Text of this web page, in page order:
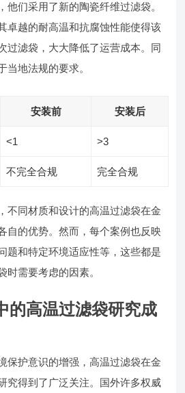
他们采用了新的陶瓷纤维过滤袋。
卓越的耐高温和抗腐蚀性能使得该
过滤袋，大大降低了运营成本。同
当地法规的要求。
安装前 安装后
<1 >3
不完全合规 完全合规
不同材质和设计的高温过滤袋在金
自的优势。然而，每个案例也反映
题和特定环境适应性等，这些都是
时需要考虑的因素。
的高温过滤袋研究成
保护意识的增强，高温过滤袋在金
究得到了广泛关注。国外许多权威